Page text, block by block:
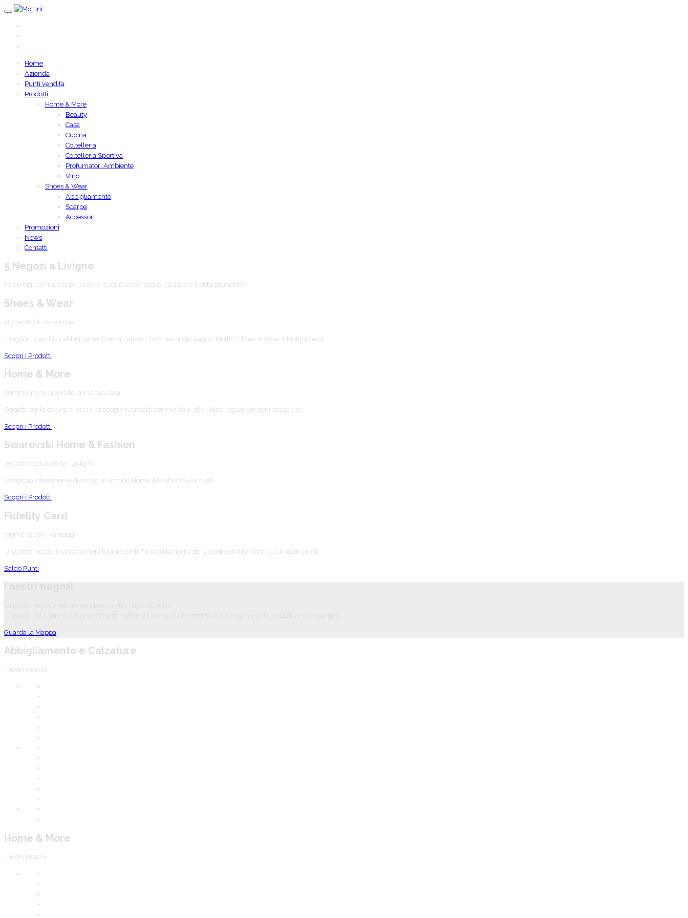
Home
Azienda
Punti vendita
Prodotti
Home & More
Beauty
Casa
Cucina
Coltelleria
Coltelleria Sportiva
Profumatori Ambiente
Vino
Shoes & Wear
Abbigliamento
Scarpe
Accessori
Promozioni
News
Contatti
5 Negozi a Livigno
con i migliori marchi per arredo, cucina, idee regalo, calzature e abbigliamento
Shoes & Wear
anche tecnico-sportive
I migliori marchi di abbigliamento e calzature li trovi nei nostri negozi Mottini Shoes & Wear e Mottini Geox
Scopri i Prodotti
Home & More
Complementi di arredo per la tua casa
Oggetti per la cucina pratici e di design avanzato per viverla a 360°. Idee regalo per ogni occasione.
Scopri i Prodotti
Swarovski Home & Fashion
negozio esclusivo per Livigno
1 negozio interamente dedicato al mondo Home & Fashion Swarovski
Scopri i Prodotti
Fidelity Card
Vieni e scopri i vantaggi
Una carta ricca di vantaggi per i tuoi acquisti. Richiedila nei nostri 5 punti vendita. Controlla il saldo punti.
Saldo Punti
Guarda la Mappa
Abbigliamento e Calzature
I nostri marchi
Home & More
I nostri Marchi